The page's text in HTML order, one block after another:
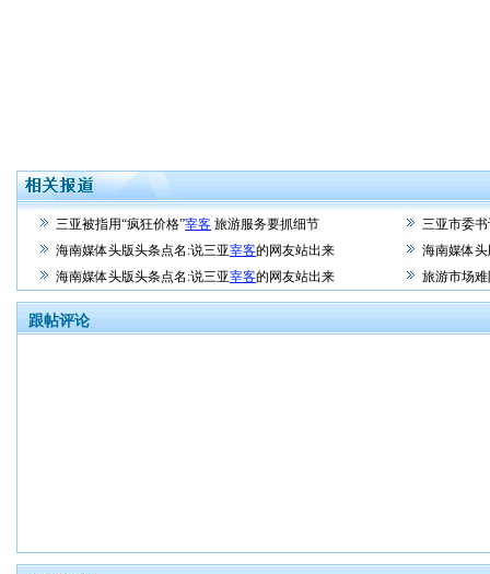
三亚被指用“疯狂价格”宰客 旅游服务要抓细节
三亚市委
海南媒体头版头条点名:说三亚宰客的网友站出来
海南媒体
海南媒体头版头条点名:说三亚宰客的网友站出来 旅游市场难
跟帖评论